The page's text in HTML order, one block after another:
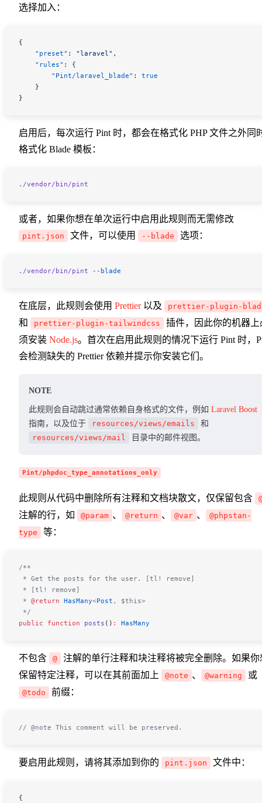
选择加入：
{
    "preset"
: "laravel" ,
    "rules"
: {
        "Pint/laravel_blade"
: true
    }
}
启用后，每次运行 Pint 时，都会在格式化 PHP 文件之外同
格式化 Blade 模板：
./vendor/bin/pint
或者，如果你想在单次运行中启用此规则而无需修改
pint.json 文件，可以使用 --blade 选项：
./vendor/bin/pint --blade
在底层，此规则会使用 Prettier以及 prettier-plugin-
和 prettier-plugin-tailwindcss
插件，因此你的机器上
须安装 Node.js。首次在启用此规则的情况下运行 Pint 时，
会检测缺失的 Prettier 依赖并提示你安装它们。
NOTE
此规则会自动跳过通常依赖自身格式的文件，例如 Laravel Boost
指南，以及位于
resources/views/emails
和
resources/views/mail
目录中的邮件视图。
Pint/phpdoc_type_annotations_only
此规则从代码中删除所有注释和文档块散文，仅保留包含
注解的行，如 @param 、 @return 、 @var 、
@phpstan-
type
等：
/**
* Get the posts for the user. [tl! remove]
* [tl! remove]
* @return HasMany<Post ,
$this>
*/
public function posts () : HasMany
不包含 @
注解的单行注释和块注释将被完全删除。如果你
保留特定注释，可以在其前面加上
@note 、 @warning 或
@todo 前缀：
// @note This comment will be preserved.
要启用此规则，请将其添加到你的 pint.json 文件中：
{